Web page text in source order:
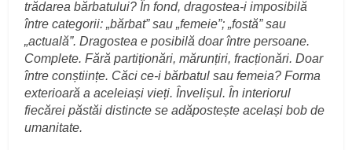
trădarea bărbatului? În fond, dragostea-i imposibilă
între categorii: „bărbat” sau „femeie”; „fostă” sau
„actuală”. Dragostea e posibilă doar între persoane.
Complete. Fără partiționări, mărunțiri, fracționări. Doar
între conștiințe. Căci ce-i bărbatul sau femeia? Forma
exterioară a aceleiași vieți. Învelișul. În interiorul
fiecărei păstăi distincte se adăpostește același bob de
umanitate.